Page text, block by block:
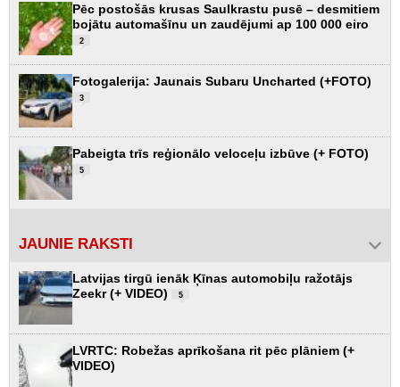
Pēc postošās krusas Saulkrastu pusē – desmitiem
bojātu automašīnu un zaudējumi ap 100 000 eiro
2
Fotogalerija: Jaunais Subaru Uncharted (+FOTO)
3
Pabeigta trīs reģionālo veloceļu izbūve (+ FOTO)
5
JAUNIE RAKSTI
Latvijas tirgū ienāk Ķīnas automobiļu ražotājs
Zeekr (+ VIDEO)
5
LVRTC: Robežas aprīkošana rit pēc plāniem (+
VIDEO)